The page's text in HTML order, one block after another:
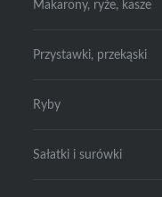
Makarony, ryże, kasze
Przystawki, przekąski
Ryby
Sałatki i surówki